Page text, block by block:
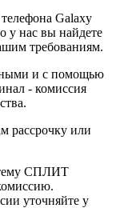
Galaxy
у нас вы найдете
требованиям.
и с помощью
- комиссия
рассрочку или
СПЛИТ
уточняйте у